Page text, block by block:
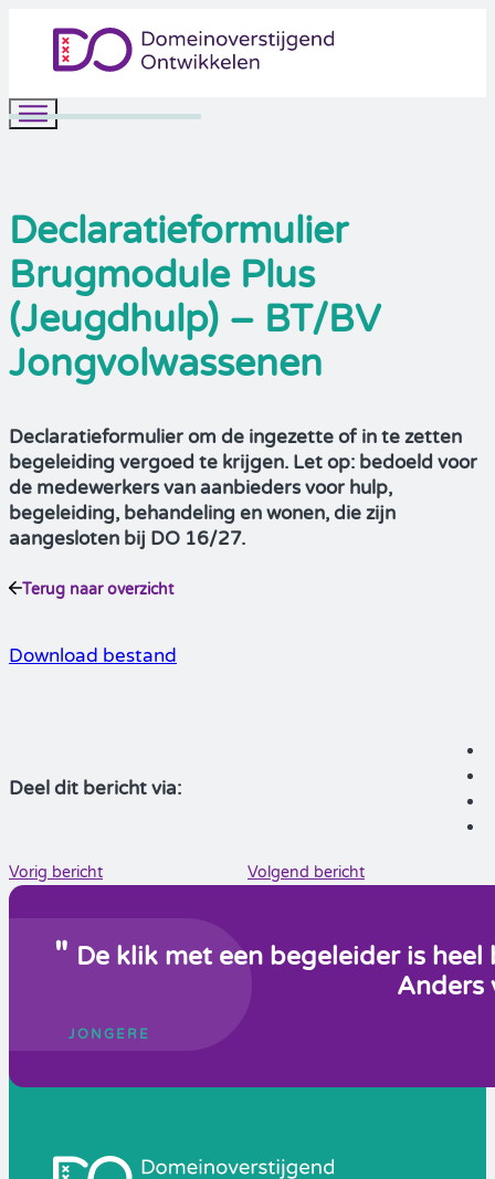
Declaratieformulier
Brugmodule Plus
(Jeugdhulp) – BT/BV
Jongvolwassenen
Declaratieformulier om de ingezette of in te zetten
begeleiding vergoed te krijgen. Let op: bedoeld voor
de medewerkers van aanbieders voor hulp,
begeleiding, behandeling en wonen, die zijn
aangesloten bij DO 16/27.
Terug naar overzicht
Download bestand
Deel dit bericht via:
Vorig bericht Volgend bericht
De klik met een begeleider is
Anders
JONGERE